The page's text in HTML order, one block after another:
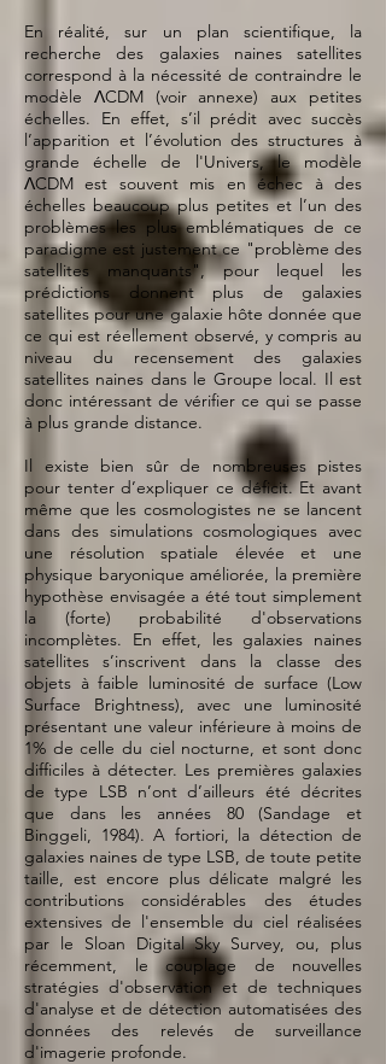
En réalité, sur un plan scientifique, la
recherche des galaxies naines satellites
correspond à la nécessité de contraindre le
modèle ΛCDM (voir annexe) aux petites
échelles. En effet, s’il prédit avec succès
l’apparition et l’évolution des structures à
grande échelle de l'Univers, le modèle
ΛCDM est souvent mis en échec à des
échelles beaucoup plus petites et l’un des
problèmes les plus emblématiques de ce
paradigme est justement ce "problème des
satellites manquants", pour lequel les
prédictions donnent plus de galaxies
satellites pour une galaxie hôte donnée que
ce qui est réellement observé, y compris au
niveau du recensement des galaxies
satellites naines dans le Groupe local. Il est
donc intéressant de vérifier ce qui se passe
à plus grande distance.
Il existe bien sûr de nombreuses pistes
pour tenter d’expliquer ce déficit. Et avant
même que les cosmologistes ne se lancent
dans des simulations cosmologiques avec
une résolution spatiale élevée et une
physique baryonique améliorée, la première
hypothèse envisagée a été tout simplement
la (forte) probabilité d'observations
incomplètes. En effet, les galaxies naines
satellites s’inscrivent dans la classe des
objets à faible luminosité de surface (Low
Surface Brightness), avec une luminosité
présentant une valeur inférieure à moins de
1% de celle du ciel nocturne, et sont donc
difficiles à détecter. Les premières galaxies
de type LSB n’ont d’ailleurs été décrites
que dans les années 80 (Sandage et
Binggeli, 1984). A fortiori, la détection de
galaxies naines de type LSB, de toute petite
taille, est encore plus délicate malgré les
contributions considérables des études
extensives de l'ensemble du ciel réalisées
par le Sloan Digital Sky Survey, ou, plus
récemment, le couplage de nouvelles
stratégies d'observation et de techniques
d'analyse et de détection automatisées des
données des relevés de surveillance
d'imagerie profonde.